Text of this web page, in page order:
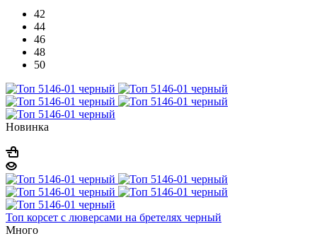
42
44
46
48
50
Новинка
Топ корсет с люверсами на бретелях черный
Много